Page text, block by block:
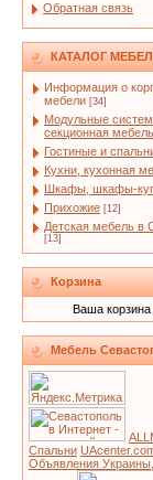
Обратная связь
КАТАЛОГ
Информация о
мебели [34]
Модульные
секционная мебель
Гостиные и
Кухни, кухонная
Шкафы, шкафы-
Прихожие [12]
Детская мебель в
[13]
Корзина
Ваша корзина
Мебель
Спальни
Объявления